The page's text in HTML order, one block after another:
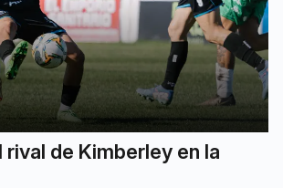
rival de Kimberley en la